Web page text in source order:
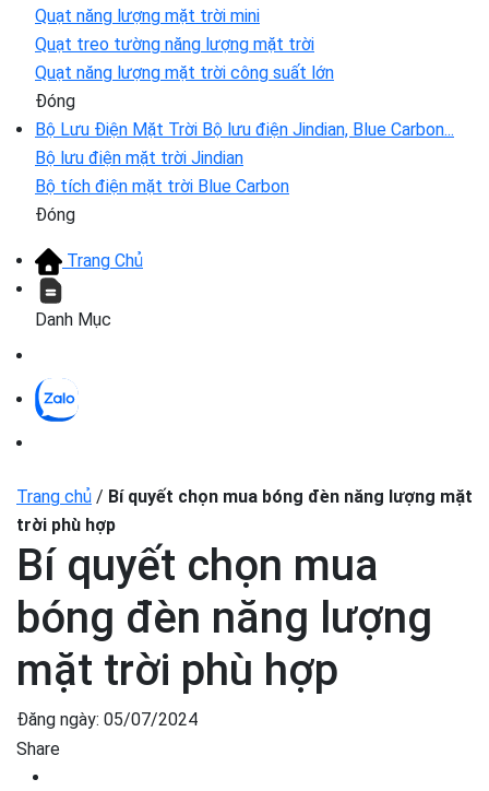
Quạt năng lượng mặt trời mini
Quạt treo tường năng lượng mặt trời
Quạt năng lượng mặt trời công suất lớn
Đóng
Bộ Lưu Điện Mặt Trời Bộ lưu điện Jindian, Blue Carbon...
Bộ lưu điện mặt trời Jindian
Bộ tích điện mặt trời Blue Carbon
Đóng
Trang Chủ
Danh Mục
Trang chủ / Bí quyết chọn mua bóng đèn năng lượng mặt
trời phù hợp
Bí quyết chọn mua
bóng đèn năng lượng
mặt trời phù hợp
Đăng ngày: 05/07/2024
Share